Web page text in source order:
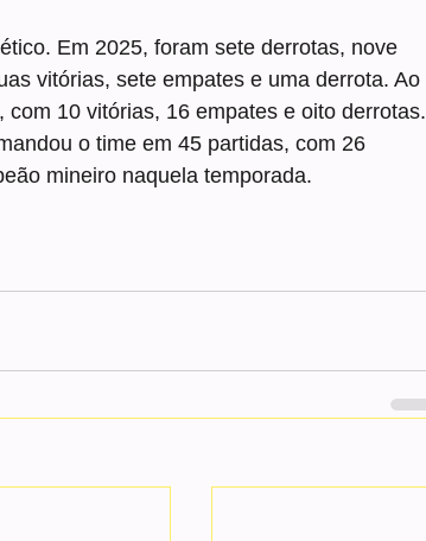
Em 2025, foram sete derrotas, nove
vitórias, sete empates e uma derrota. Ao
10 vitórias, 16 empates e oito derrotas.
o time em 45 partidas, com 26
mineiro naquela temporada.